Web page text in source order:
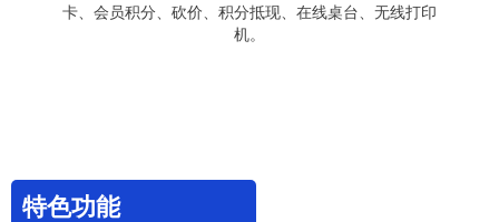
卡、会员积分、砍价、积分抵现、在线桌台、无线打印
机。
特色功能